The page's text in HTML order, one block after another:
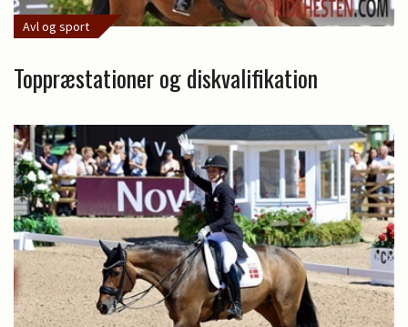
Avl og sport
Toppræstationer og diskvalifikation